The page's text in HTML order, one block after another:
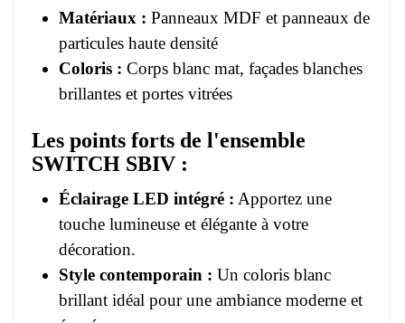
Matériaux : Panneaux MDF et panneaux de
particules haute densité
Coloris : Corps blanc mat, façades blanches
brillantes et portes vitrées
Les points forts de l'ensemble
SWITCH SBIV :
Éclairage LED intégré : Apportez une
touche lumineuse et élégante à votre
décoration.
Style contemporain : Un coloris blanc
brillant idéal pour une ambiance moderne et